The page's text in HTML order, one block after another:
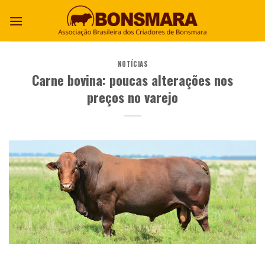
NOTÍCIAS
Carne bovina: poucas alterações nos
preços no varejo